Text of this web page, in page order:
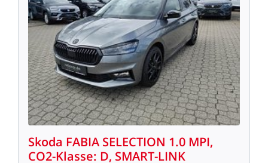
Skoda FABIA SELECTION 1.0 MPI,
CO2-Klasse: D, SMART-LINK